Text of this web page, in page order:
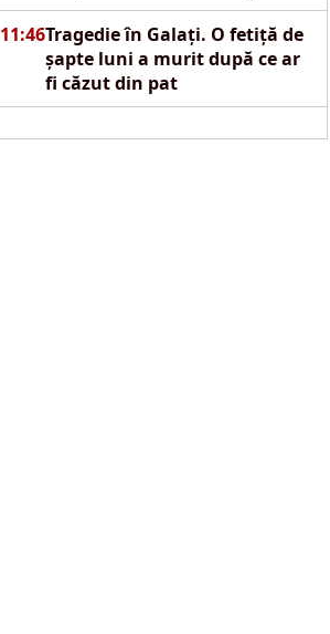
11:46Tragedie în Galați. O fetiță de
șapte luni a murit după ce ar
fi căzut din pat